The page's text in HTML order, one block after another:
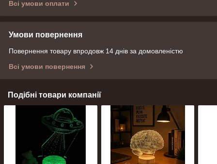
Всі умови оплати
Умови повернення
Повернення товару впродовж 14 днів за домовленістю
Всі умови повернення
Подібні товари компанії